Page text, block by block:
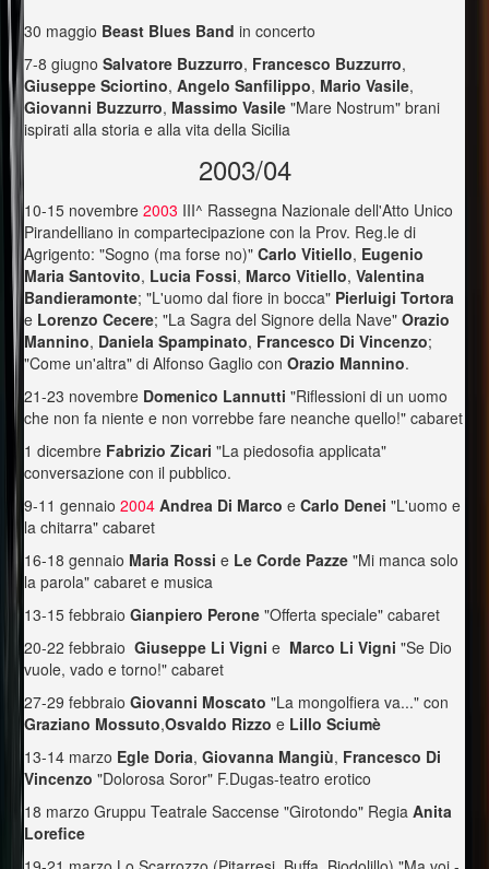
30 maggio Beast Blues Bandin concerto
7-8 giugnoSalvatore Buzzurro, Francesco Buzzurro,
Giuseppe Sciortino,Angelo Sanfilippo, Mario Vasile,
Giovanni Buzzurro, Massimo Vasile"Mare Nostrum" brani
ispirati alla storia e alla vita della Sicilia
2003/04
10-15 novembre2003 III^ Rassegna Nazionale dell'Atto Unico
Pirandelliano in compartecipazione con la Prov. Reg.le di
Agrigento: "Sogno (ma forse no)"Carlo Vitiello, Eugenio
Maria Santovito, Lucia Fossi, Marco Vitiello,Valentina
Bandieramonte; "L'uomo dal fiore in bocca" Pierluigi Tortora
e Lorenzo Cecere; "La Sagra del Signore della Nave"Orazio
Mannino, Daniela Spampinato, Francesco Di Vincenzo;
"Come un'altra" di Alfonso Gaglio conOrazio Mannino.
21-23 novembre Domenico Lannutti"Riflessioni di un uomo
che non fa niente e non vorrebbe fare neanche quello!" cabaret
1 dicembre Fabrizio Zicari"La piedosofia applicata"
conversazione con il pubblico.
9-11 gennaio2004Andrea Di MarcoeCarlo Denei"L'uomo e
la chitarra" cabaret
16-18 gennaio Maria Rossie Le Corde Pazze"Mi manca solo
la parola" cabaret e musica
13-15 febbraioGianpiero Perone"Offerta speciale" cabaret
20-22 febbraioGiuseppe Li Vignie Marco Li Vigni"Se Dio
vuole, vado e torno!" cabaret
27-29 febbraioGiovanni Moscato"La mongolfiera va..." con
Graziano Mossuto,Osvaldo Rizzoe Lillo Sciumè
13-14 marzo Egle Doria,Giovanna Mangiù, Francesco Di
Vincenzo"Dolorosa Soror" F.Dugas-teatro erotico
18 marzo Gruppu Teatrale Saccense "Girotondo" RegiaAnita
Lorefice